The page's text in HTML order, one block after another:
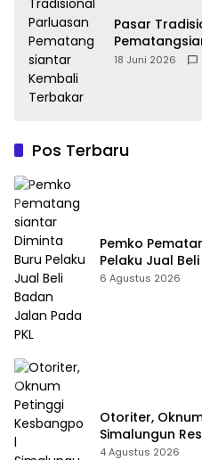
Pasar
18 Juni 2026
Pos Terbaru
Pemko
Pelaku Jual
6 Agustus 2026
Otoriter,
Simalungun
4 Agustus 2026